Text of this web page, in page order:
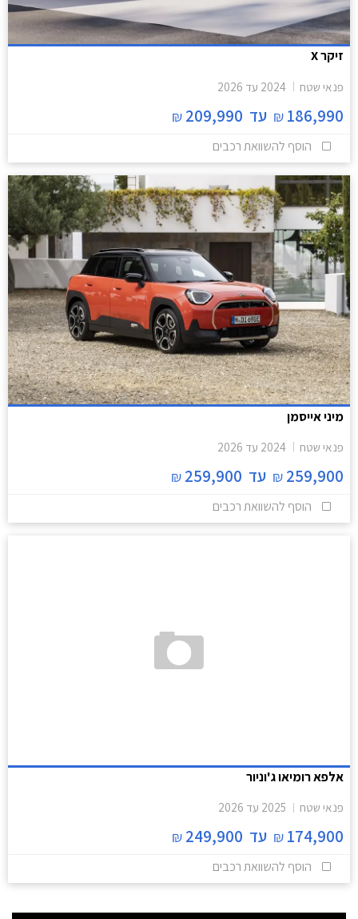
זיקר X
פנאי שטח 2024 עד 2026
186,990
₪ עד 209,990
₪
הוסף להשוואת רכבים
מיני אייסמן
פנאי שטח 2024 עד 2026
259,900
₪ עד 259,900
₪
הוסף להשוואת רכבים
אלפא רומיאו ג'וניור
פנאי שטח 2025 עד 2026
174,900
₪ עד 249,900
₪
הוסף להשוואת רכבים